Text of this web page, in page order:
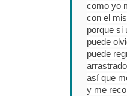
como yo
con el
porque si
puede
puede
así que
y me